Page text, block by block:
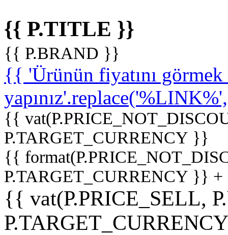
{{ P.TITLE }}
{{ P.BRAND }}
{{ 'Ürünün fiyatını
{{
P.TARGET_CURRENCY }}
{{
P.TARGET_CURRENCY }}
{{ vat(P.PRICE_SELL,